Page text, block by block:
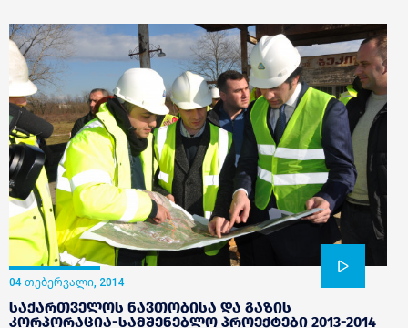
04 თებერვალი, 2014
საქართველოს ნავთობისა და გაზის
კორპორაცია-სამშენებლო პროექტები 2013-2014